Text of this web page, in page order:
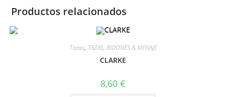
Productos relacionados
Tazas, TAZAS, BIDONES & MENAJE
CLARKE
8,60 €